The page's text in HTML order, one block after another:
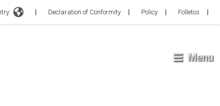
Declaration of Conformity Policy Folletos
Menu